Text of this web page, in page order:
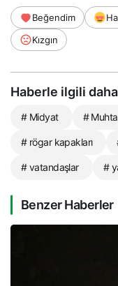
Beğendim
Kızgın
Haberle ilgili
# Midyat #
# rögar kapakları
# vatandaşlar #
Benzer Haberler